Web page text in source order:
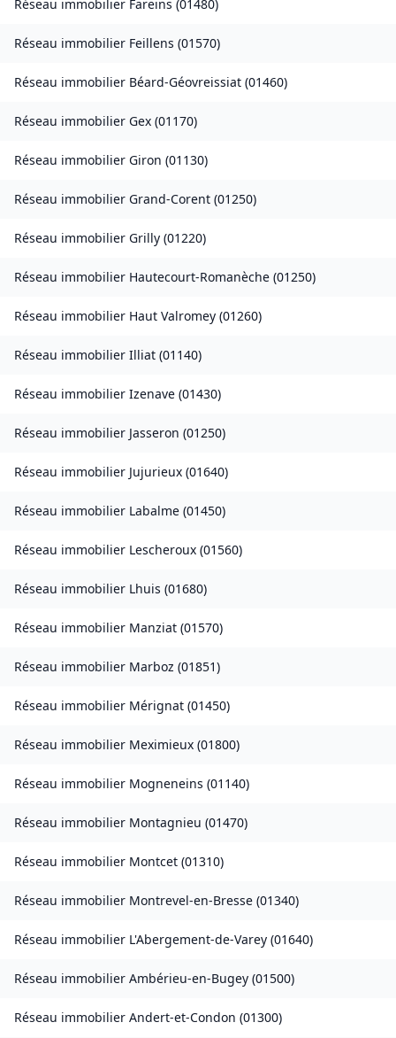
Réseau immobilier Fareins (01480)
Réseau immobilier Feillens (01570)
Réseau immobilier Béard-Géovreissiat (01460)
Réseau immobilier Gex (01170)
Réseau immobilier Giron (01130)
Réseau immobilier Grand-Corent (01250)
Réseau immobilier Grilly (01220)
Réseau immobilier Hautecourt-Romanèche (01250)
Réseau immobilier Haut Valromey (01260)
Réseau immobilier Illiat (01140)
Réseau immobilier Izenave (01430)
Réseau immobilier Jasseron (01250)
Réseau immobilier Jujurieux (01640)
Réseau immobilier Labalme (01450)
Réseau immobilier Lescheroux (01560)
Réseau immobilier Lhuis (01680)
Réseau immobilier Manziat (01570)
Réseau immobilier Marboz (01851)
Réseau immobilier Mérignat (01450)
Réseau immobilier Meximieux (01800)
Réseau immobilier Mogneneins (01140)
Réseau immobilier Montagnieu (01470)
Réseau immobilier Montcet (01310)
Réseau immobilier Montrevel-en-Bresse (01340)
Réseau immobilier L'Abergement-de-Varey (01640)
Réseau immobilier Ambérieu-en-Bugey (01500)
Réseau immobilier Andert-et-Condon (01300)